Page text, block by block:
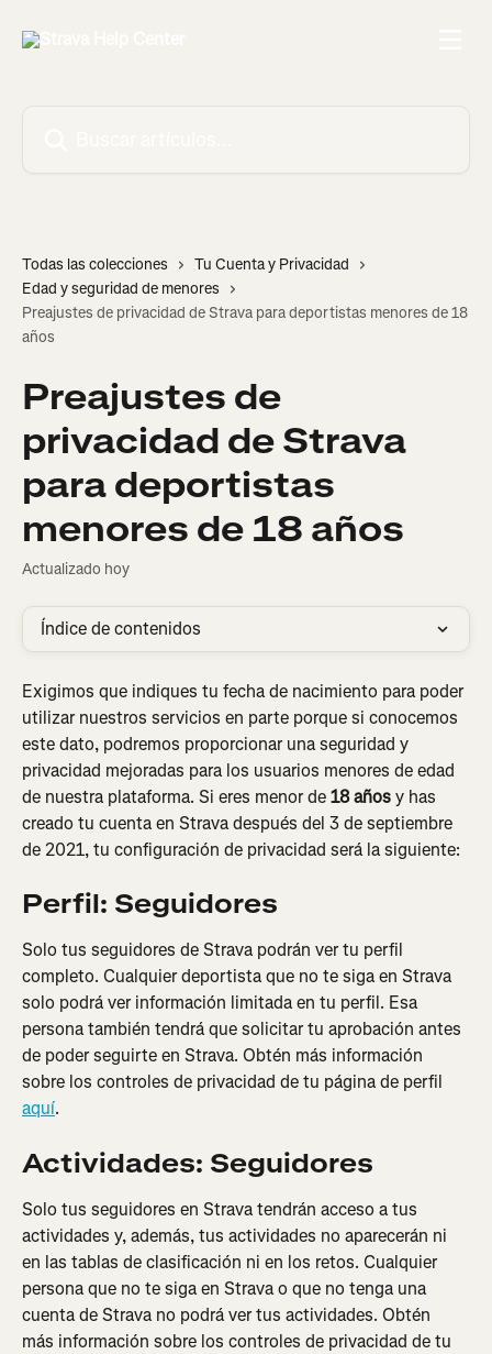
Todas las colecciones
Tu Cuenta y Privacidad
Edad y seguridad de menores
Preajustes de privacidad de Strava para deportistas menores de 18
años
Preajustes de
privacidad de Strava
para deportistas
menores de 18 años
Actualizado hoy
Índice de contenidos
Exigimos que indiques tu fecha de nacimiento para poder
utilizar nuestros servicios en parte porque si conocemos
este dato, podremos proporcionar una seguridad y
privacidad mejoradas para los usuarios menores de edad
de nuestra plataforma. Si eres menor de 18 años y has
creado tu cuenta en Strava después del 3 de septiembre
de 2021, tu configuración de privacidad será la siguiente:
Perfil: Seguidores
Solo tus seguidores de Strava podrán ver tu perfil
completo. Cualquier deportista que no te siga en Strava
solo podrá ver información limitada en tu perfil. Esa
persona también tendrá que solicitar tu aprobación antes
de poder seguirte en Strava. Obtén más información
sobre los controles de privacidad de tu página de perfil
aquí.
Actividades: Seguidores
Solo tus seguidores en Strava tendrán acceso a tus
actividades y, además, tus actividades no aparecerán ni
en las tablas de clasificación ni en los retos. Cualquier
persona que no te siga en Strava o que no tenga una
cuenta de Strava no podrá ver tus actividades. Obtén
más información sobre los controles de privacidad de tu